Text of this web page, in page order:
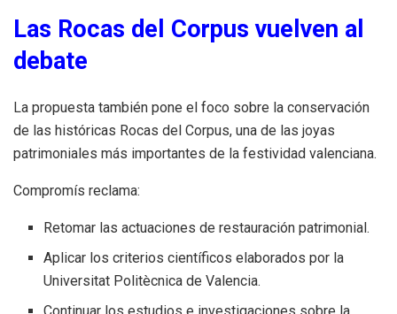
Las Rocas del Corpus vuelven al
debate
La propuesta también pone el foco sobre la conservación
de las históricas Rocas del Corpus, una de las joyas
patrimoniales más importantes de la festividad valenciana.
Compromís reclama:
Retomar las actuaciones de restauración patrimonial.
Aplicar los criterios científicos elaborados por la
Universitat Politècnica de Valencia.
Continuar los estudios e investigaciones sobre la